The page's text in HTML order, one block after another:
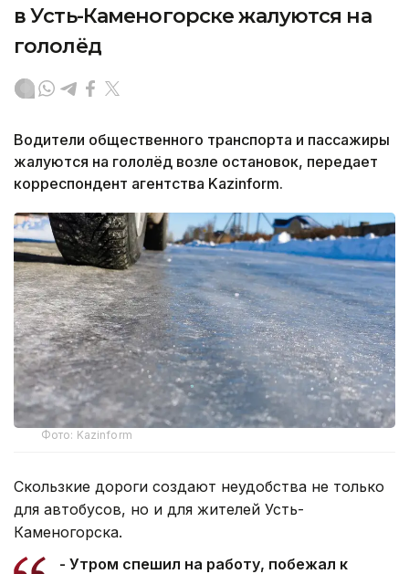
в Усть-Каменогорске жалуются на
гололёд
Водители общественного транспорта и пассажиры
жалуются на гололёд возле остановок, передает
корреспондент агентства Kazinform.
Фото: Kazinform
Скользкие дороги создают неудобства не только
для автобусов, но и для жителей Усть-
Каменогорска.
- Утром спешил на работу, побежал к